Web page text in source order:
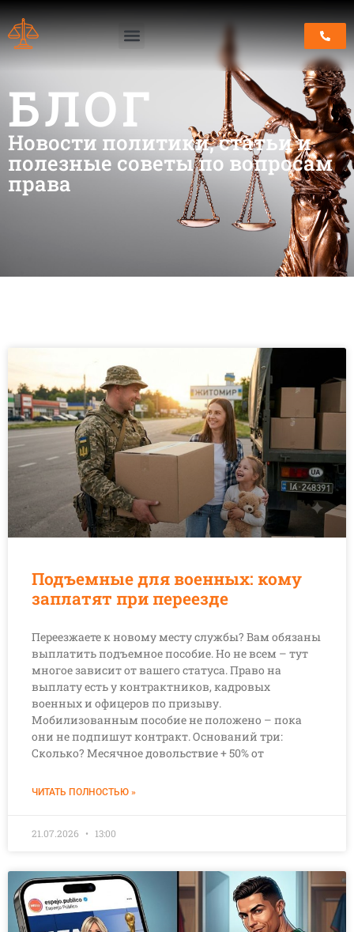
БЛОГ
Новости политики, статьи и
полезные советы по вопросам
права
Подъемные для военных: кому
заплатят при переезде
Переезжаете к новому месту службы? Вам обязаны
выплатить подъемное пособие. Но не всем – тут
многое зависит от вашего статуса. Право на
выплату есть у контрактников, кадровых
военных и офицеров по призыву.
Мобилизованным пособие не положено – пока
они не подпишут контракт. Оснований три:
Сколько? Месячное довольствие + 50% от
ЧИТАТЬ ПОЛНОСТЬЮ »
21.07.2026 13:00